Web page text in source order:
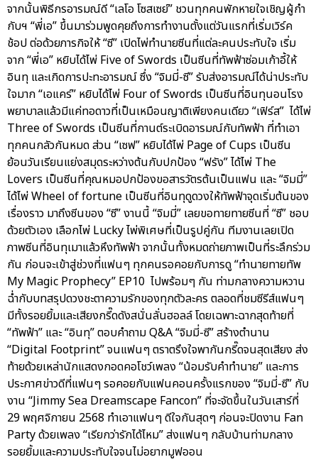
จากนั้นพิธีกรอารมณ์ดี “เลโอ โซสเซย์” ชวนทุกคนพักหายใจเชิญผู้กำ
กับฯ “พี่เอ” ขึ้นมาร่วมพูดคุยถึงการทำงานตั้งแต่วันแรกที่เริ่มเวิร์ค
ช้อป ต่อด้วยภารกิจให้ “ซี” เปิดไพ่ทำนายซีนที่แต่ละคนประทับใจ เริ่ม
จาก “พี่เอ” หยิบได้ไพ่ Five of Swords เป็นซีนที่ทัพฟ้าซ่อมเก้าอี้ให้
อินทุ และเกิดการปะทะอารมณ์ ซึ่ง “จิมมี่-ซี” รับส่งอารมณ์ได้น่าประทับ
ใจมาก “เอแคร์” หยิบได้ไพ่ Four of Swords เป็นซีนที่อินทุนอนโรง
พยาบาลแล้วมีแค่ทอดาวที่เป็นเหมือนญาติเพียงคนเดียว “เฟิร์ส” ได้ไพ่
Three of Swords เป็นซีนที่กานต์ระเบิดอารมณ์กับทัพฟ้า ที่ทำเอา
ทุกคนกลัวกันหมด ส่วน “เซฟ” หยิบได้ไพ่ Page of Cups เป็นซีน
ย้อนวันเรียนแย่งสมุดระหว่างต้นกับปกป้อง “ฟรัง” ได้ไพ่ The
Lovers เป็นซีนที่คุณหมอปกป้องขอสารวัตรต้นเป็นแฟน และ “จิมมี่”
ได้ไพ่ Wheel of fortune เป็นซีนที่อินทุดูดวงให้ทัพฟ้าจุดเริ่มต้นของ
เรื่องราว มาถึงซีนของ “ซี” งานนี้ “จิมมี่” เลยขอทายทายซีนที่ “ซี” ชอบ
ด้วยตัวเอง เลือกไพ่ Lucky ไพ่พิเศษที่เป็นรูปคู่กัน ทีมงานเลยเปิด
ภาพซีนที่อินทุเมาแล้วหึงทัพฟ้า จากนั้นทั้งหมดถ่ายภาพเป็นที่ระลึกร่วม
กัน ก่อนจะเข้าสู่ช่วงที่แฟนๆ ทุกคนรอคอยกับการดู “ทำนายทายทัพ
My Magic Prophecy” EP10 ไปพร้อมๆ กัน ท่ามกลางความหวาน
ฉ่ำกับบทสรุปดวงชะตาความรักของทุกตัวละคร ตลอดที่ชมซีรีส์แฟนๆ
มีทั้งรอยยิ้มและเสียงกรี๊ดดังสนั่นลั่นฮอลล์ โดยเฉพาะฉากสุดท้ายที่
“ทัพฟ้า” และ “อินทุ” ตอบคำถาม Q&A “จิมมี่-ซี” สร้างตำนาน
“Digital Footprint” จนแฟนๆ ตราตรึงใจพากันกรี๊ดจนสุดเสียง ส่ง
ท้ายด้วยเหล่านักแสดงกอดคอโชว์เพลง “น้อมรับคำทำนาย” และการ
ประกาศข่าวดีที่แฟนๆ รอคอยกับแฟนคอนครั้งแรกของ “จิมมี่-ซี” กับ
งาน “Jimmy Sea Dreamscape Fancon” ที่จะจัดขึ้นในวันเสาร์ที่
29 พฤศจิกายน 2568 ทำเอาแฟนๆ ดีใจกันสุดๆ ก่อนจะปิดงาน Fan
Party ด้วยเพลง “เรียกว่ารักได้ไหม” ส่งแฟนๆ กลับบ้านท่ามกลาง
รอยยิ้มและความประทับใจจนไม่อยากมูฟออน